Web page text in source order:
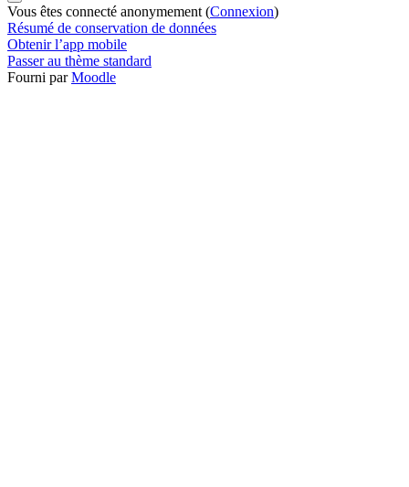
Vous êtes connecté anonymement (Connexion)
Résumé de conservation de données
Obtenir l’app mobile
Passer au thème standard
Fourni parMoodle